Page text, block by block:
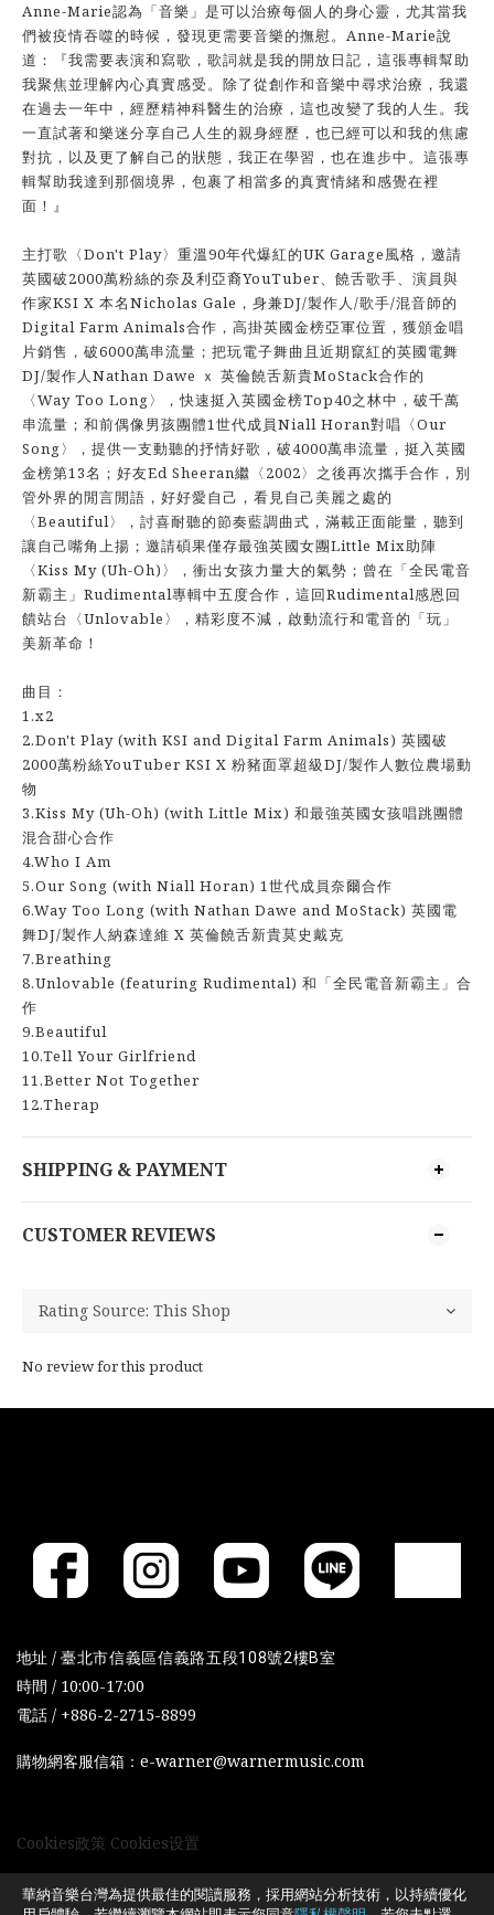
Anne-Marie認為「音樂」是可以治療每個人的身心靈，尤其當我
們被疫情吞噬的時候，發現更需要音樂的撫慰。Anne-Marie說
道：『我需要表演和寫歌，歌詞就是我的開放日記，這張專輯幫助
我聚焦並理解內心真實感受。除了從創作和音樂中尋求治療，我還
在過去一年中，經歷精神科醫生的治療，這也改變了我的人生。我
一直試著和樂迷分享自己人生的親身經歷，也已經可以和我的焦慮
對抗，以及更了解自己的狀態，我正在學習，也在進步中。這張專
輯幫助我達到那個境界，包裹了相當多的真實情緒和感覺在裡
面！』
主打歌〈Don't Play〉重溫90年代爆紅的UK Garage風格，邀請
英國破2000萬粉絲的奈及利亞裔YouTuber、饒舌歌手、演員與
作家KSI X 本名Nicholas Gale，身兼DJ/製作人/歌手/混音師的
Digital Farm Animals合作，高掛英國金榜亞軍位置，獲頒金唱
片銷售，破6000萬串流量；把玩電子舞曲且近期竄紅的英國電舞
DJ/製作人Nathan Dawe ｘ 英倫饒舌新貴MoStack合作的
〈Way Too Long〉，快速挺入英國金榜Top40之林中，破千萬
串流量；和前偶像男孩團體1世代成員Niall Horan對唱〈Our
Song〉，提供一支動聽的抒情好歌，破4000萬串流量，挺入英國
金榜第13名；好友Ed Sheeran繼〈2002〉之後再次攜手合作，別
管外界的閒言閒語，好好愛自己，看見自己美麗之處的
〈Beautiful〉，討喜耐聽的節奏藍調曲式，滿載正面能量，聽到
讓自己嘴角上揚；邀請碩果僅存最強英國女團Little Mix助陣
〈Kiss My (Uh-Oh)〉，衝出女孩力量大的氣勢；曾在「全民電音
新霸主」Rudimental專輯中五度合作，這回Rudimental感恩回
饋站台〈Unlovable〉，精彩度不減，啟動流行和電音的「玩」
美新革命！
曲目：
1.x2
2.Don't Play (with KSI and Digital Farm Animals) 英國破
2000萬粉絲YouTuber KSI X 粉豬面罩超級DJ/製作人數位農場動
物
3.Kiss My (Uh-Oh) (with Little Mix) 和最強英國女孩唱跳團體
混合甜心合作
4.Who I Am
5.Our Song (with Niall Horan) 1世代成員奈爾合作
6.Way Too Long (with Nathan Dawe and MoStack) 英國電
舞DJ/製作人納森達維 X 英倫饒舌新貴莫史戴克
7.Breathing
8.Unlovable (featuring Rudimental) 和「全民電音新霸主」合
作
9.Beautiful
10.Tell Your Girlfriend
11.Better Not Together
12.Therap
SHIPPING & PAYMENT
CUSTOMER REVIEWS
No review for this product
地址 / 臺北市信義區信義路五段108號2樓B室
時間 / 10:00-17:00
電話 / +886-2-2715-8899
購物網客服信箱：e-warner@warnermusic.com
Cookies政策 Cookies设置
華納音樂台灣為提供最佳的閱讀服務，採用網站分析技術，以持續優化